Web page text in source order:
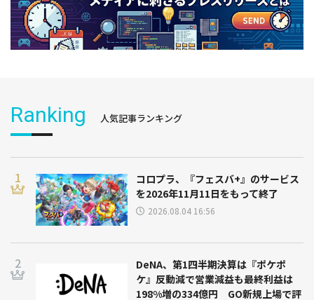
Ranking 人気記事ランキング
コロプラ、『フェスバ+』のサービス
を2026年11月11日をもって終了
2026.08.04 16:56
DeNA、第1四半期決算は『ポケポ
ケ』反動減で営業減益も最終利益は
198%増の334億円 GO新規上場で評